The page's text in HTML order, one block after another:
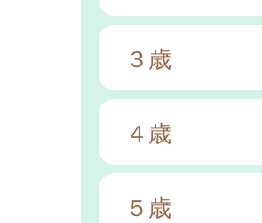
３歳
４歳
５歳